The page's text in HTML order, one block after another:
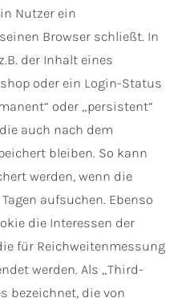
Nutzer ein
Browser schließt. In
der Inhalt eines
oder ein Login-Status
oder „persistent“
auch nach dem
bleiben. So kann
werden, wenn die
aufsuchen. Ebenso
die Interessen der
für Reichweitenmessung
werden. Als „Third-
bezeichnet, die von